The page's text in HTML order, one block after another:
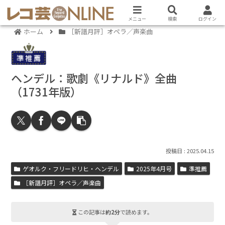
ホーム ［新譜月評］オペラ／声楽曲
ヘンデル：歌劇《リナルド》全曲
（1731年版）
2025.04.15
ゲオルク・フリードリヒ・ヘンデル 2025年4月号
準推薦
［新譜月評］オペラ／声楽曲
この記事は約2分で読めます。
メニュー 検索 ログイン